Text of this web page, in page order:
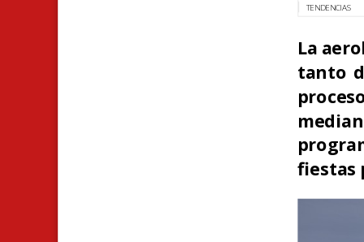
TENDENCIAS
La
tanto
fiestas